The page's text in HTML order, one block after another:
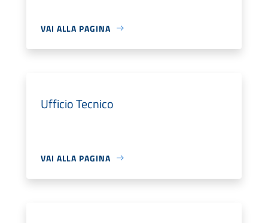
VAI ALLA PAGINA
Ufficio Tecnico
VAI ALLA PAGINA